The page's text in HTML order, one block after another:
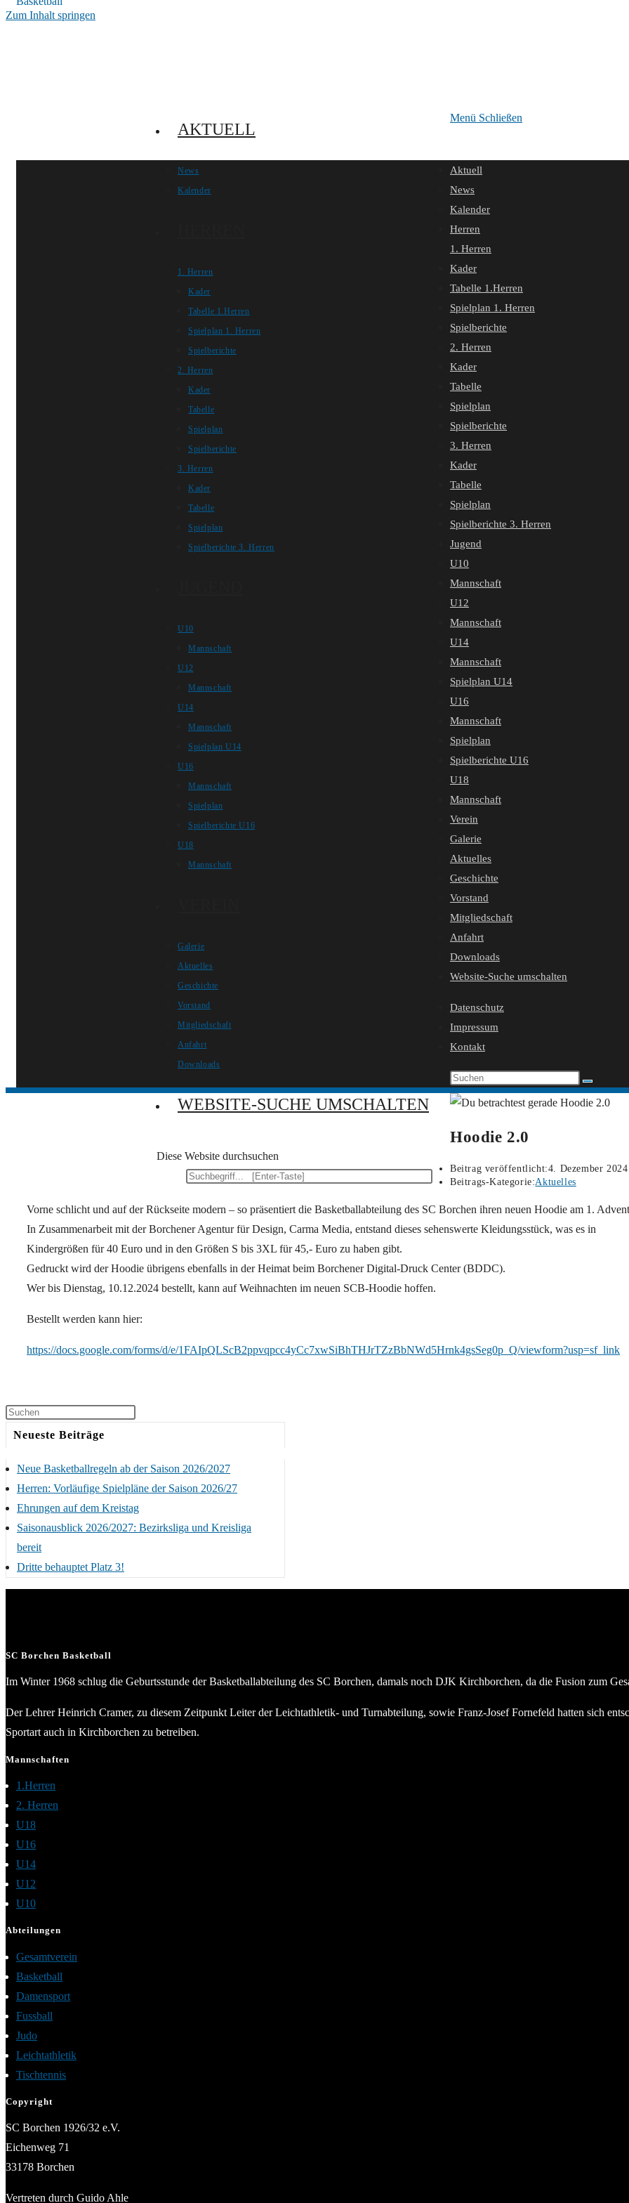
Zum Inhalt springen
AKTUELL
News
Kalender
1. Herren
Kader
Tabelle 1.Herren
Spielplan 1. Herren
Spielberichte
2. Herren
Kader
Tabelle
Spielplan
Spielberichte
3. Herren
Kader
Tabelle
Spielplan
Spielberichte 3. Herren
U10
Mannschaft
U12
Mannschaft
U14
Mannschaft
Spielplan U14
U16
Mannschaft
Spielplan
Spielberichte U16
U18
Mannschaft
Galerie
Aktuelles
Geschichte
Vorstand
Mitgliedschaft
Anfahrt
Downloads
WEBSITE-SUCHE UMSCHALTEN
Diese Website durchsuchen
Menü Schließen
Aktuell
News
Kalender
Herren
1. Herren
Kader
Tabelle 1.Herren
Spielplan 1. Herren
Spielberichte
2. Herren
Kader
Tabelle
Spielplan
Spielberichte
3. Herren
Kader
Tabelle
Spielplan
Spielberichte 3. Herren
Jugend
U10
Mannschaft
U12
Mannschaft
U14
Mannschaft
Spielplan U14
U16
Mannschaft
Spielplan
Spielberichte U16
U18
Mannschaft
Verein
Galerie
Aktuelles
Geschichte
Vorstand
Mitgliedschaft
Anfahrt
Downloads
Website-Suche umschalten
Datenschutz
Impressum
Kontakt
Hoodie 2.0
Beitrag veröffentlicht:4. Dezember 2024
Beitrags-Kategorie:Aktuelles
Vorne schlicht und auf der Rückseite modern – so präsentiert die Basketballabteilung des SC Borchen ihren neuen Hoodie am 1.
In Zusammenarbeit mit der Borchener Agentur für Design, Carma Media, entstand dieses sehenswerte Kleidungsstück, was es in
Kindergrößen für 40 Euro und in den Größen S bis 3XL für 45,- Euro zu haben gibt.
Gedruckt wird der Hoodie übrigens ebenfalls in der Heimat beim Borchener Digital-Druck Center (BDDC).
Wer bis Dienstag, 10.12.2024 bestellt, kann auf Weihnachten im neuen SCB-Hoodie hoffen.
Bestellt werden kann hier:
https://docs.google.com/forms/d/e/1FAIpQLScB2ppvqpcc4yCc7xwSiBhTHJrTZzBbNWd5Hrnk4gsSeg0p_Q/viewform?usp=sf_link
Neueste Beiträge
Neue Basketballregeln ab der Saison 2026/2027
Herren: Vorläufige Spielpläne der Saison 2026/27
Ehrungen auf dem Kreistag
Saisonausblick 2026/2027: Bezirksliga und Kreisliga
bereit
Dritte behauptet Platz 3!
SC Borchen Basketball
Im Winter 1968 schlug die Geburtsstunde der Basketballabteilung des SC Borchen, damals noch DJK Kirchborchen, da die Fusion zum
Der Lehrer Heinrich Cramer, zu diesem Zeitpunkt Leiter der Leichtathletik- und Turnabteilung, sowie Franz-Josef Fornefeld hatten sich
Sportart auch in Kirchborchen zu betreiben.
Mannschaften
1.Herren
2. Herren
U18
U16
U14
U12
U10
Abteilungen
Gesamtverein
Basketball
Damensport
Fussball
Judo
Leichtathletik
Tischtennis
Copyright
SC Borchen 1926/32 e.V.
Eichenweg 71
33178 Borchen
Vertreten durch Guido Ahle